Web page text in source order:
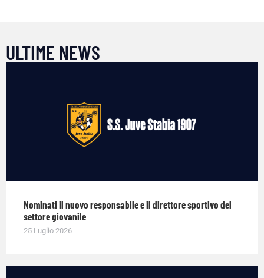
ULTIME NEWS
Nominati il nuovo responsabile e il direttore sportivo del
settore giovanile
25 Luglio 2026